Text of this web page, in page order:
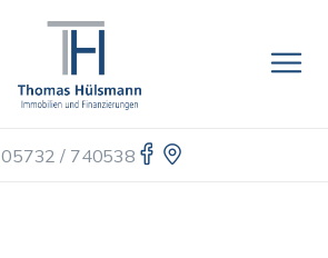
05732 / 740538